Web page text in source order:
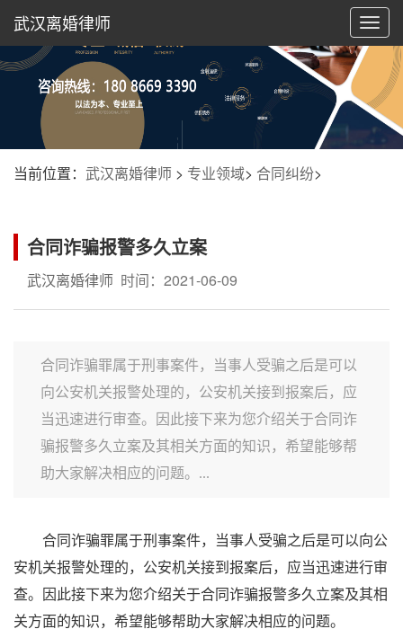
切
换
航
武汉离婚律师
当前位置： 武汉离婚律师 > 专业领域> 合同纠纷>
合同诈骗报警多久立案
武汉离婚律师 时间：2021-06-09
合同诈骗罪属于刑事案件，当事人受骗之后是可以
向公安机关报警处理的，公安机关接到报案后，应
当迅速进行审查。因此接下来为您介绍关于合同诈
骗报警多久立案及其相关方面的知识，希望能够帮
助大家解决相应的问题。...
合同诈骗罪属于刑事案件，当事人受骗之后是可以向公
安机关报警处理的，公安机关接到报案后，应当迅速进行审
查。因此接下来为您介绍关于合同诈骗报警多久立案及其相
关方面的知识，希望能够帮助大家解决相应的问题。